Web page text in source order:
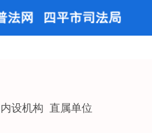
内设机构 直属单位